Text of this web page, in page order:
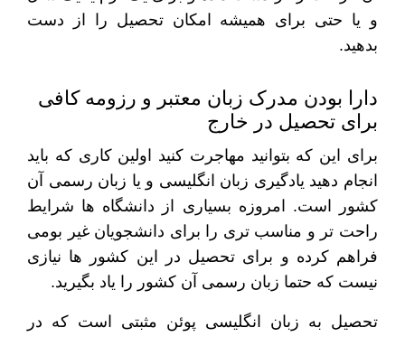
و یا حتی برای همیشه امکان تحصیل را از دست
بدهید.
دارا بودن مدرک زبان معتبر و رزومه کافی
برای تحصیل در خارج
برای این که بتوانید مهاجرت کنید اولین کاری که باید
انجام دهید یادگیری زبان انگلیسی و یا زبان رسمی آن
کشور است. امروزه بسیاری از دانشگاه ها شرایط
راحت تر و مناسب تری را برای دانشجویان غیر بومی
فراهم کرده و برای تحصیل در این کشور ها نیازی
نیست که حتما زبان رسمی آن کشور را یاد بگیرید.
تحصیل به زبان انگلیسی پوئن مثبتی است که در